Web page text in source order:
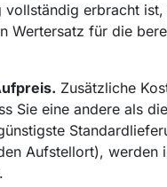
vollständig erbracht ist,
Wertersatz für die
Zusätzliche
Sie eine andere als
Aufstellort), werden